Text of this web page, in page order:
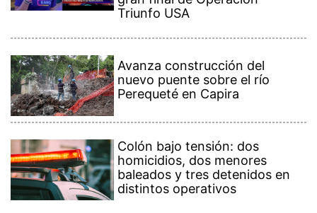
Triunfo USA
Avanza construcción del
nuevo puente sobre el río
Perequeté en Capira
Colón bajo tensión: dos
homicidios, dos menores
baleados y tres detenidos en
distintos operativos